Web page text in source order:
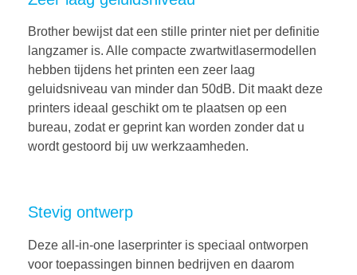
Brother bewijst dat een stille printer niet per definitie
langzamer is. Alle compacte zwartwitlasermodellen
hebben tijdens het printen een zeer laag
geluidsniveau van minder dan 50dB. Dit maakt deze
printers ideaal geschikt om te plaatsen op een
bureau, zodat er geprint kan worden zonder dat u
wordt gestoord bij uw werkzaamheden.
Stevig ontwerp
Deze all-in-one laserprinter is speciaal ontworpen
voor toepassingen binnen bedrijven en daarom